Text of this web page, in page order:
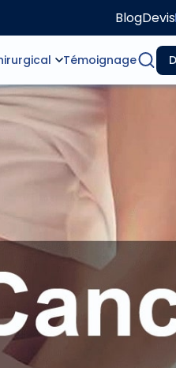
BlogDevis
Témoignage